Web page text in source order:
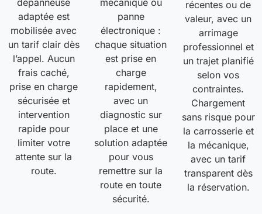
dépanneuse
adaptée est
mobilisée avec
un tarif clair dès
l’appel. Aucun
frais caché,
prise en charge
sécurisée et
intervention
rapide pour
limiter votre
attente sur la
route.
mécanique ou
panne
électronique :
chaque situation
est prise en
charge
rapidement,
avec un
diagnostic sur
place et une
solution adaptée
pour vous
remettre sur la
route en toute
sécurité.
récentes ou de
valeur, avec un
arrimage
professionnel et
un trajet planifié
selon vos
contraintes.
Chargement
sans risque pour
la carrosserie et
la mécanique,
avec un tarif
transparent dès
la réservation.